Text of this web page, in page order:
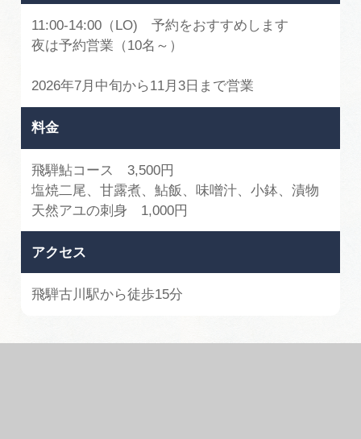
11:00-14:00（LO) 予約をおすすめします
夜は予約営業（10名～）
2026年7月中旬から11月3日まで営業
料金
飛騨鮎コース 3,500円
塩焼二尾、甘露煮、鮎飯、味噌汁、小鉢、漬物
天然アユの刺身 1,000円
アクセス
飛騨古川駅から徒歩15分